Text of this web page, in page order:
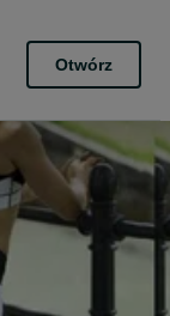
Otwórz